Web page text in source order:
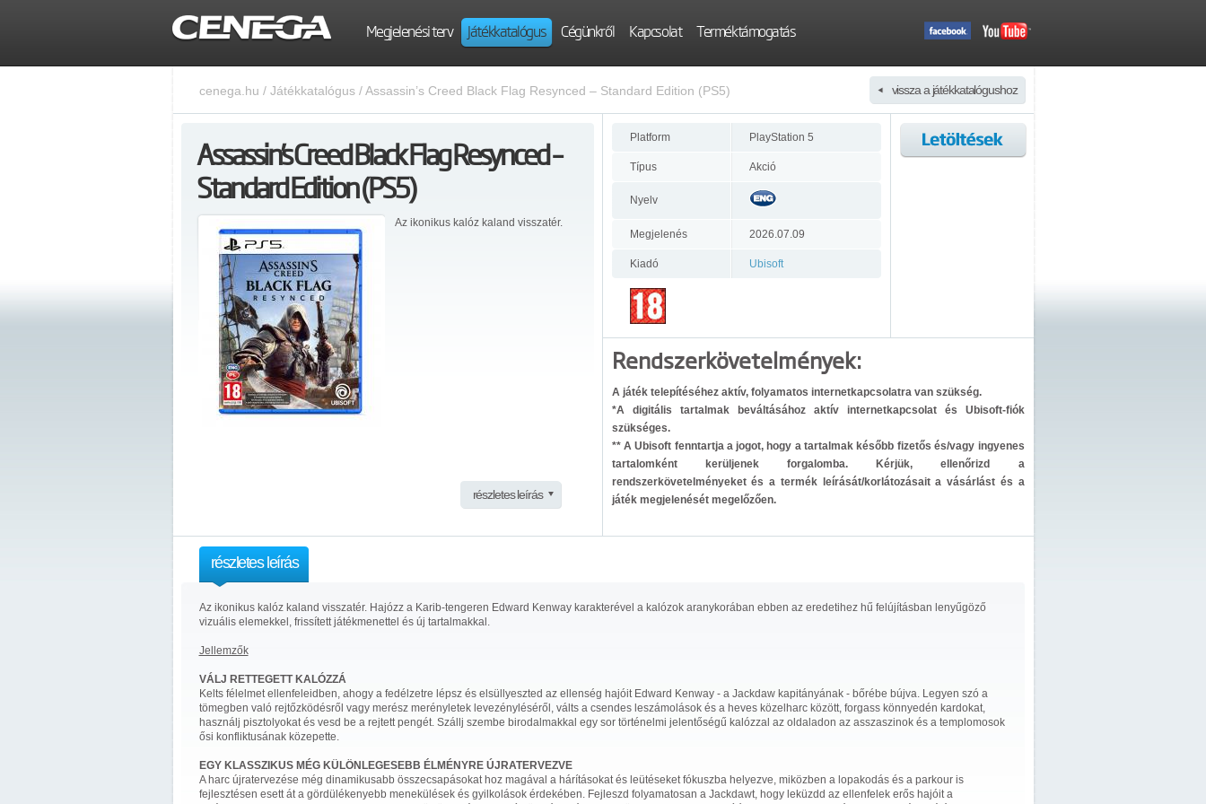
Megjelenési terv Játékkatalógus Cégünkről Kapcsolat Terméktámogatás
cenega.hu / Játékkatalógus/Assassin’s Creed Black Flag Resynced – Standard Edition (PS5) vissza a játékkatalógushoz
Assassin’s Creed Black Flag Resynced –
Standard Edition (PS5)
Az ikonikus kalóz kaland visszatér.
Platform PlayStation 5
Típus Akció
Nyelv
Megjelenés 2026.07.09
Kiadó Ubisoft
Rendszerkövetelmények:
A játék telepítéséhez aktív, folyamatos internetkapcsolatra van szükség.
*A digitális tartalmak beváltásához aktív internetkapcsolat és Ubisoft-fiók
szükséges.
** A Ubisoft fenntartja a jogot, hogy a tartalmak később fizetős és/vagy ingyenes
tartalomként kerüljenek forgalomba. Kérjük, ellenőrizd a
rendszerkövetelményeket és a termék leírását/korlátozásait a vásárlást és a
játék megjelenését megelőzően.
részletes leírás
részletes leírás
Az ikonikus kalóz kaland visszatér. Hajózz a Karib-tengeren Edward Kenway karakterével a kalózok aranykorában ebben az eredetihez hű felújításban lenyűgöző
vizuális elemekkel, frissített játékmenettel és új tartalmakkal.
Jellemzők
VÁLJ RETTEGETT KALÓZZÁ
Kelts félelmet ellenfeleidben, ahogy a fedélzetre lépsz és elsüllyeszted az ellenség hajóit Edward Kenway - a Jackdaw kapitányának - bőrébe bújva. Legyen szó a
tömegben való rejtőzködésről vagy merész merényletek levezényléséről, válts a csendes leszámolások és a heves közelharc között, forgass könnyedén kardokat,
használj pisztolyokat és vesd be a rejtett pengét. Szállj szembe birodalmakkal egy sor történelmi jelentőségű kalózzal az oldaladon az asszaszinok és a templomosok
ősi konfliktusának közepette.
EGY KLASSZIKUS MÉG KÜLÖNLEGESEBB ÉLMÉNYRE ÚJRATERVEZVE
A harc újratervezése még dinamikusabb összecsapásokat hoz magával a hárításokat és leütéseket fókuszba helyezve, miközben a lopakodás és a parkour is
fejlesztésen esett át a gördülékenyebb menekülések és gyilkolások érdekében. Fejleszd folyamatosan a Jackdawt, hogy leküzdd az ellenfelek erős hajóit a